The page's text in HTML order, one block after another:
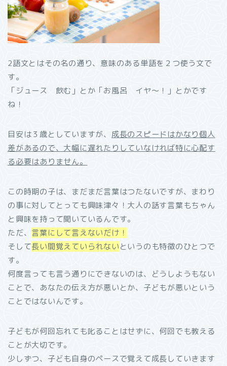
2語文とはその名の通り、意味のある単語を２つ使う文で
す。
「ジュース 飲む」とか「お風呂 イヤ～！」とかです
ね！
目安は３歳としていますが、 成長のスピードはかなり個人
差があるので、大幅に遅れたりしていなければ特に心配す
る必要はありません。
この時期の子は、まだまだ言葉はつたないですが、まわり
の事に対してとっても興味津々！大人の話す言葉もちゃん
と興味を持って聞いているんです。
ただ、 言葉にして言えないだけ！
そして長い間覚えていられないというのも特徴のひとつで
す。
何度言っても言う通りにできないのは、どうしようもない
ことで、あなたの伝え方が悪いとか、子どもが悪いという
ことではないんです。
子どもが何回忘れても叱ることはせずに、何回でも教える
ことが大切です。
少しずつ、子ども自身のペースで覚えて成長していきます